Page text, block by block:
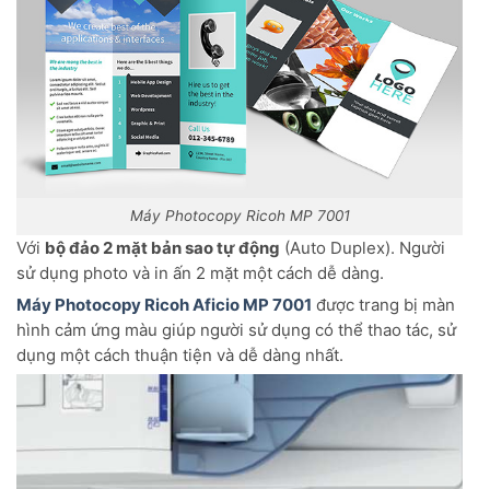
Máy Photocopy Ricoh MP 7001
Với bộ đảo 2 mặt bản sao tự động (Auto Duplex). Người
sử dụng photo và in ấn 2 mặt một cách dễ dàng.
Máy Photocopy Ricoh Aficio MP 7001 được trang bị màn
hình cảm ứng màu giúp người sử dụng có thể thao tác, sử
dụng một cách thuận tiện và dễ dàng nhất.